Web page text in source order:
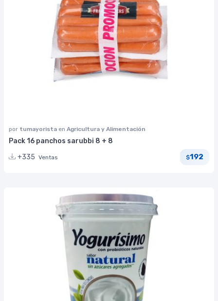
por tumayorista en Agricultura y Alimentación
Pack 16 panchos sarubbi 8 + 8
+335 Ventas $192